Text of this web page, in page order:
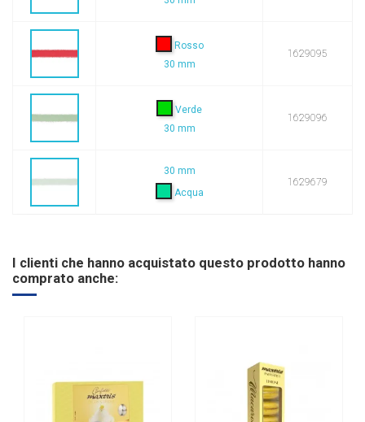
Rosso
30 mm
1629095
Verde
30 mm
1629096
30 mm
Acqua
1629679
I clienti che hanno acquistato questo prodotto hanno
comprato anche: